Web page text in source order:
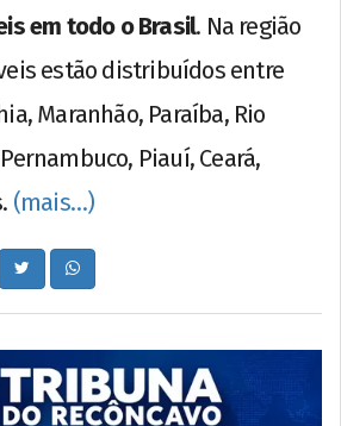
em todo o Brasil. Na região
estão distribuídos entre
Maranhão, Paraíba, Rio
Piauí, Ceará,
(mais…)